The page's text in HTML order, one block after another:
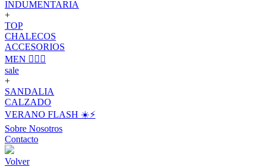
INDUMENTARIA
+
TOP
CHALECOS
ACCESORIOS
MEN 🙋🏽‍♂️
sale
+
SANDALIA
CALZADO
VERANO FLASH ☀️⚡️
Sobre Nosotros
Contacto
Volver